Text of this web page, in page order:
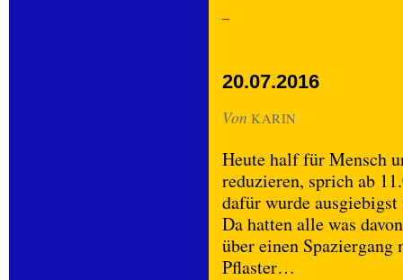
20.07.2016
Von KARIN
Heute half für Mensch
reduzieren, sprich ab
dafür wurde
Da hatten alle was
über einen Spaziergang
Pflaster…